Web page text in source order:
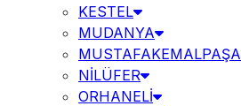
KESTEL
MUDANYA
MUSTAFAKEMALPAŞA
NİLÜFER
ORHANELİ